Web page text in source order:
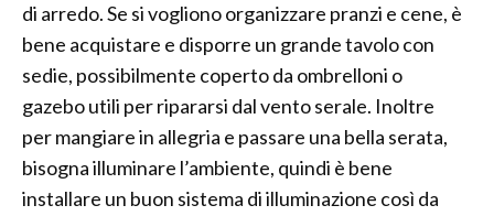
di arredo. Se si vogliono organizzare pranzi e cene, è
bene acquistare e disporre un grande tavolo con
sedie, possibilmente coperto da ombrelloni o
gazebo utili per ripararsi dal vento serale. Inoltre
per mangiare in allegria e passare una bella serata,
bisogna illuminare l’ambiente, quindi è bene
installare un buon sistema di illuminazione così da